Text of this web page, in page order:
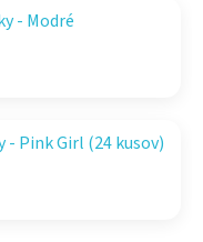
- Modré
- Pink Girl (24 kusov)